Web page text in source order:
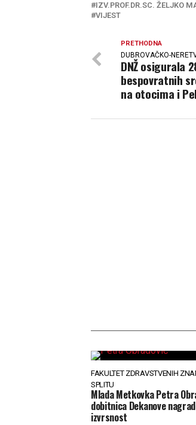
IZV.PROF.DR.SC. ŽELJKO
VIJEST
PRETHODNA
DUBROVAČKO-
DNŽ osigurala
bespovratnih
na otocima i
FAKULTET ZDRAVSTVENIH
SPLITU
Mlada Metkovka Petra
dobitnica Dekanove
izvrsnost